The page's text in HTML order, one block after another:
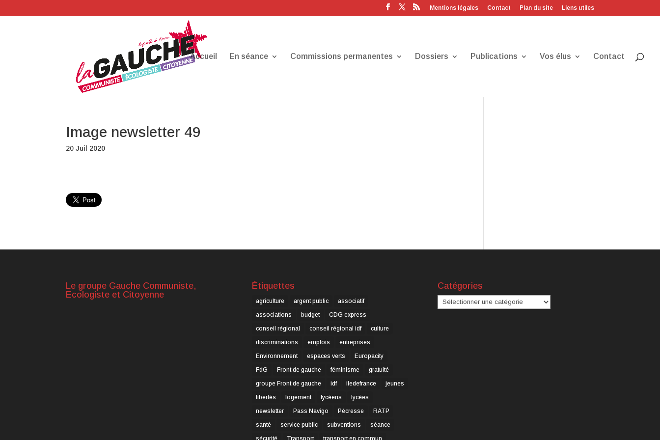
Mentions légales Contact Plan du site Liens utiles
Accueil En séance Commissions permanentes Dossiers Publications Vos élus Contact
Image newsletter 49
20 Juil 2020
Le groupe Gauche Communiste,
Ecologiste et Citoyenne
Étiquettes
agriculture argent public
associatif
associations
budget
CDG express
conseil régional
conseil régional idf
culture
discriminations
emplois
entreprises
Environnement
espaces verts
Europacity
FdG
Front de gauche féminisme
gratuité
groupe Front de gauche
idf iledefrance
jeunes
libertés
logement lycéens
lycées
newsletter
Pass Navigo Pécresse
RATP
santé
service public subventions
séance
sécurité
Transport transport en commun
Catégories
Catégories